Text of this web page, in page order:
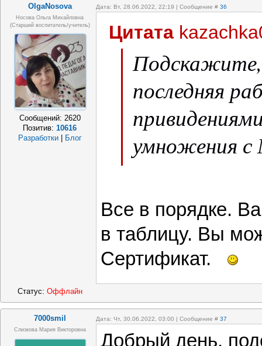
OlgaNosova Дата: Вт, 28.06.2022, 22:19 | Сообщение # 36
Носова Ольга Михайловна
(старший воспитатель/учитель)
Сообщений: 2620
Позитив:10616
Разработки
Блог
Цитата
последняя
умножения
(Просто в
её нет)
Все в порядке.
в таблицу. Вы
Сертификат.
Статус: Оффлайн
7000smil Дата: Чт, 30.06.2022, 03:00 | Сообщение # 37
Слизкова Мария Викторовна
Добрый день,